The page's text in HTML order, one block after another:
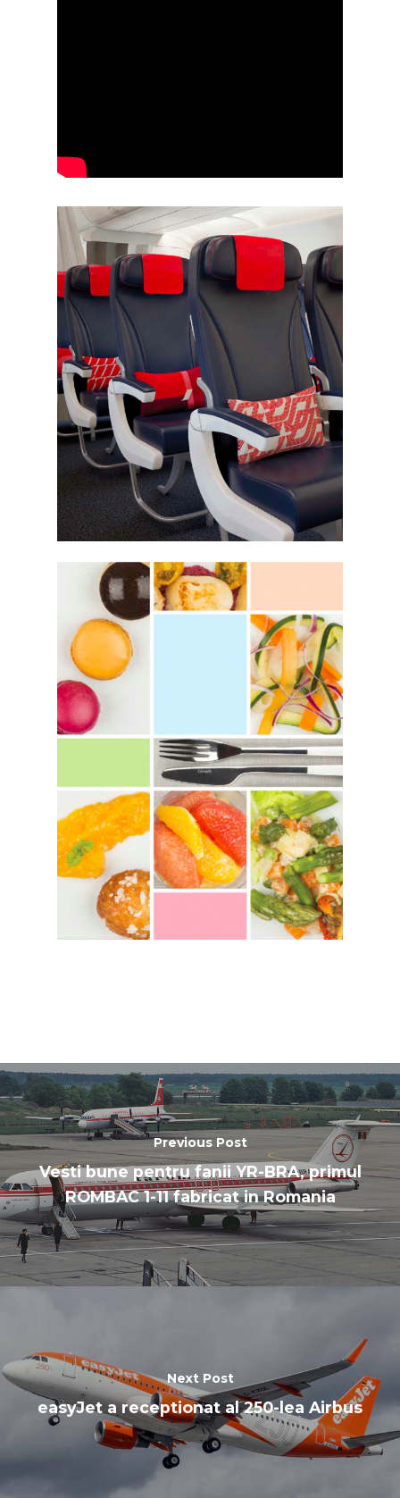
Previous Post
Vesti bune pentru fanii YR-BRA, primul
ROMBAC 1-11 fabricat in Romania
Next Post
easyJet a receptionat al 250-lea Airbus